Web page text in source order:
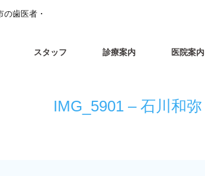
歯医者・
スタッフ 診療案内 医院案内
IMG_5901 – 石川和弥